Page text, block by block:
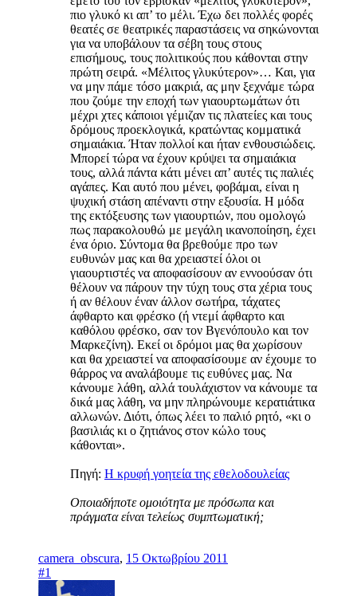
πιο γλυκό κι απ’ το μέλι. Έχω δει πολλές φορές
θεατές σε θεατρικές παραστάσεις να σηκώνονται
για να υποβάλουν τα σέβη τους στους
επισήμους, τους πολιτικούς που κάθονται στην
πρώτη σειρά. «Μέλιτος γλυκύτερον»… Και, για
να μην πάμε τόσο μακριά, ας μην ξεχνάμε τώρα
που ζούμε την εποχή των γιαουρτωμάτων ότι
μέχρι χτες κάποιοι γέμιζαν τις πλατείες και τους
δρόμους προεκλογικά, κρατώντας κομματικά
σημαιάκια. Ήταν πολλοί και ήταν ενθουσιώδεις.
Μπορεί τώρα να έχουν κρύψει τα σημαιάκια
τους, αλλά πάντα κάτι μένει απ’ αυτές τις παλιές
αγάπες. Και αυτό που μένει, φοβάμαι, είναι η
ψυχική στάση απέναντι στην εξουσία. Η μόδα
της εκτόξευσης των γιαουρτιών, που ομολογώ
πως παρακολουθώ με μεγάλη ικανοποίηση, έχει
ένα όριο. Σύντομα θα βρεθούμε προ των
ευθυνών μας και θα χρειαστεί όλοι οι
γιαουρτιστές να αποφασίσουν αν εννοούσαν ότι
θέλουν να πάρουν την τύχη τους στα χέρια τους
ή αν θέλουν έναν άλλον σωτήρα, τάχατες
άφθαρτο και φρέσκο (ή ντεμί άφθαρτο και
καθόλου φρέσκο, σαν τον Βγενόπουλο και τον
Μαρκεζίνη). Εκεί οι δρόμοι μας θα χωρίσουν
και θα χρειαστεί να αποφασίσουμε αν έχουμε το
θάρρος να αναλάβουμε τις ευθύνες μας. Να
κάνουμε λάθη, αλλά τουλάχιστον να κάνουμε τα
δικά μας λάθη, να μην πληρώνουμε κερατιάτικα
αλλωνών. Διότι, όπως λέει το παλιό ρητό, «κι ο
βασιλιάς κι ο ζητιάνος στον κώλο τους
κάθονται».
Πηγή: Η κρυφή γοητεία της εθελοδουλείας
Οποιαδήποτε ομοιότητα με πρόσωπα και
πράγματα είναι τελείως συμπτωματική;
camera_obscura, 15 Οκτωβρίου 2011
#1